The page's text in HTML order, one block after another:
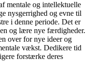
mentale og intellektuelle
nysgerrighed og evne til
i denne periode. Det er
og lære nye færdigheder.
over for nye ideer og
vækst. Dedikere tid
forstærke deres